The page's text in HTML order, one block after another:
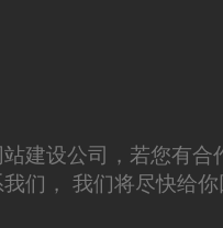
建设公司，若您有
们， 我们将尽快给